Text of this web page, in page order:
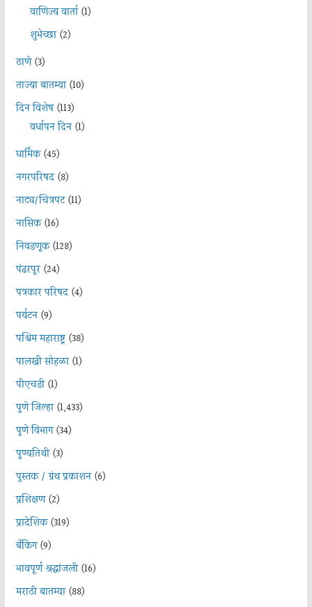
वाणिज्य वार्ता(1)
शुभेच्छा(2)
ठाणे(3)
ताज्या बातम्या(10)
दिन विशेष(113)
वर्धापन दिन(1)
धार्मिक(45)
नगरपरिषद(8)
नाट्य/चित्रपट(11)
नासिक(16)
निवडणूक(128)
पंढरपूर(24)
पत्रकार परिषद(4)
पर्यटन(9)
पश्चिम महाराष्ट्र(38)
पालखी सोहळा(1)
पीएचडी(1)
पुणे जिल्हा(1,433)
पुणे विभाग(34)
पुण्यतिथी(3)
पुस्तक / ग्रंथ प्रकाशन(6)
प्रशिक्षण(2)
प्रादेशिक(319)
बँकिंग(9)
भावपूर्ण श्रद्धांजली(16)
मराठी बातम्या(88)